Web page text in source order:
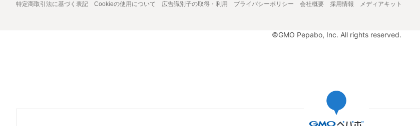
特定商取引法に基づく表記 Cookieの使用について 広告識別子の取得・利用 プライバシーポリシー 会社概要 採用情報 メディアキット
©GMO Pepabo, Inc. All rights reserved.